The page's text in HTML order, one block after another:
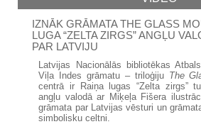
IZNĀK GRĀMATA THE GLASS
LUGA “ZELTA ZIRGS” ANGĻU
PAR LATVIJU
Latvijas Nacionālās bibliotēkas
Viļa Indes grāmatu – triloģiju The
centrā ir Raiņa lugas “Zelta zirgs”
angļu valodā ar Miķeļa Fišera
grāmata par Latvijas vēsturi un
simbolisku celtni.